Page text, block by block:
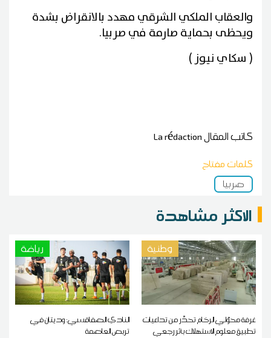
والعقاب الملكي الشرقي مهدد بالانقراض بشدة
ويحظى بحماية صارمة في صربيا.
( سكاي نيوز )
كاتب المقالLa rédaction
كلمات مفتاح
صربيا
الاكثر مشاهدة
وطنية
غرفة محوّلي الرخام تحذّر من تداعيات
تطبيق معلوم الاستهلاك بأثر رجعي
رياضة
النادي الصفاقسي: وديتان في
تربص العاصمة